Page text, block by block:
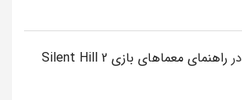
در
راهنمای معماهای بازی Silent Hill 2